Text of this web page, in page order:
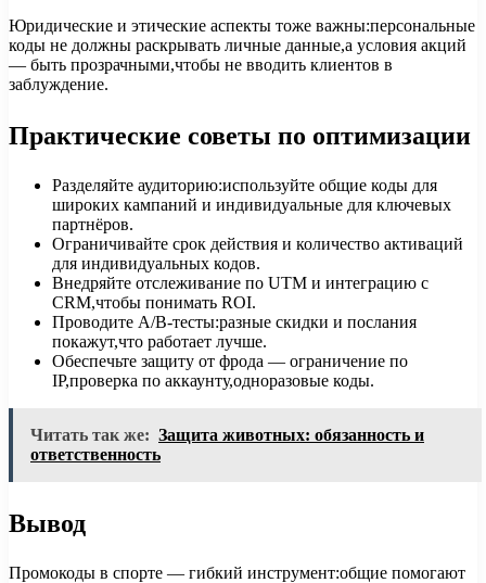
Юридические и этические аспекты тоже важны:персональные
коды не должны раскрывать личные данные,а условия акций
— быть прозрачными,чтобы не вводить клиентов в
заблуждение.
Практические советы по оптимизации
Разделяйте аудиторию:используйте общие коды для
широких кампаний и индивидуальные для ключевых
партнёров.
Ограничивайте срок действия и количество активаций
для индивидуальных кодов.
Внедряйте отслеживание по UTM и интеграцию с
CRM,чтобы понимать ROI.
Проводите A/B-тесты:разные скидки и послания
покажут,что работает лучше.
Обеспечьте защиту от фрода — ограничение по
IP,проверка по аккаунту,одноразовые коды.
Читать так же: Защита животных: обязанность и
ответственность
Вывод
Промокоды в спорте — гибкий инструмент:общие помогают